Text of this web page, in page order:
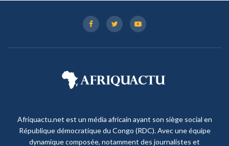
Afriquactu.net est un média africain ayant son siège social en
République démocratique du Congo (RDC). Avec une équipe
dynamique composée, notamment des journalistes et